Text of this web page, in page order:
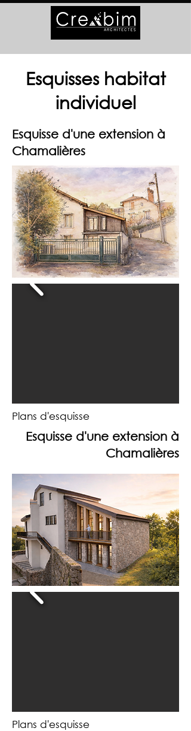
Esquisses habitat
individuel
Esquisse d'une extension à
Chamalières
Plans d'esquisse
Esquisse d'une extension à
Chamalières
Plans d'esquisse